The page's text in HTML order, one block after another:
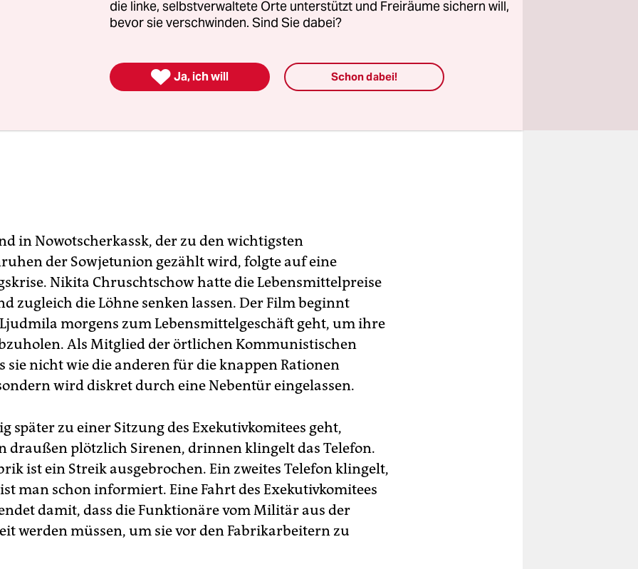
in Nowotscherkassk, der zu den wichtigsten
der Sowjetunion gezählt wird, folgte auf eine
Nikita Chruschtschow hatte die Lebensmittelpreise
zugleich die Löhne senken lassen. Der Film beginnt
morgens zum Lebensmittelgeschäft geht, um ihre
Als Mitglied der örtlichen Kommunistischen
sie nicht wie die anderen für die knappen Rationen
wird diskret durch eine Nebentür eingelassen.
später zu einer Sitzung des Exekutivkomitees geht,
draußen plötzlich Sirenen, drinnen klingelt das Telefon.
ist ein Streik ausgebrochen. Ein zweites Telefon klingelt,
man schon informiert. Eine Fahrt des Exekutivkomitees
damit, dass die Funktionäre vom Militär aus der
werden müssen, um sie vor den Fabrikarbeitern zu
die linke, selbstverwaltete Orte unterstützt und Freiräume sichern will,
bevor sie verschwinden. Sind Sie dabei?
 Ja, ich will Schon dabei!